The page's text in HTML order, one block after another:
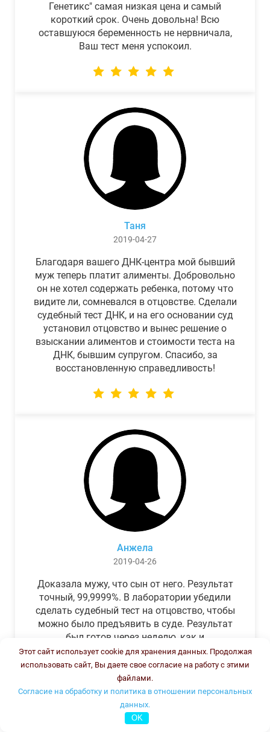
Генетикс" самая низкая цена и самый
короткий срок. Очень довольна! Всю
оставшуюся беременность не нервничала,
Ваш тест меня успокоил.
Таня
2019-04-27
Благодаря вашего ДНК-центра мой бывший
муж теперь платит алименты. Добровольно
он не хотел содержать ребенка, потому что
видите ли, сомневался в отцовстве. Сделали
судебный тест ДНК, и на его основании суд
установил отцовство и вынес решение о
взыскании алиментов и стоимости теста на
ДНК, бывшим супругом. Спасибо, за
восстановленную справедливость!
Анжела
2019-04-26
Доказала мужу, что сын от него. Результат
точный, 99,9999%. В лаборатории убедили
сделать судебный тест на отцовство, чтобы
можно было предъявить в суде. Результат
был готов через неделю, как и
обещали.Теперь муж бегает и извиняется.
Этот сайт использует cookie для хранения данных. Продолжая
использовать сайт, Вы даете свое согласие на работу с этими
файлами.
Согласие на обработку и политика в отношении персональных
данных.
OK